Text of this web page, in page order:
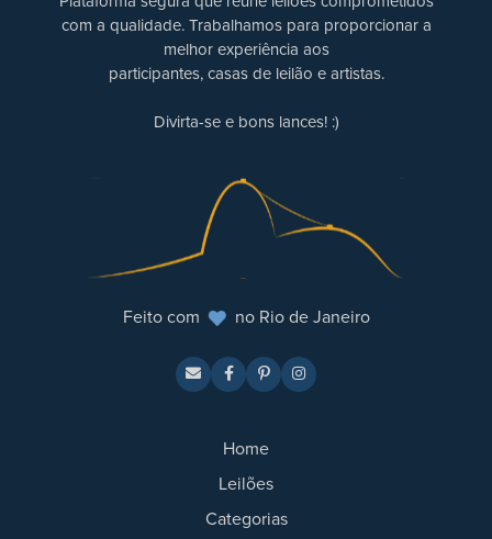
com a qualidade. Trabalhamos para proporcionar a
melhor experiência aos
participantes, casas de leilão e artistas.
Divirta-se e bons lances! :)
Feito com no Rio de Janeiro
Home
Leilões
Categorias